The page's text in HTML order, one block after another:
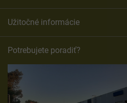
Užitočné informácie
Potrebujete poradiť?